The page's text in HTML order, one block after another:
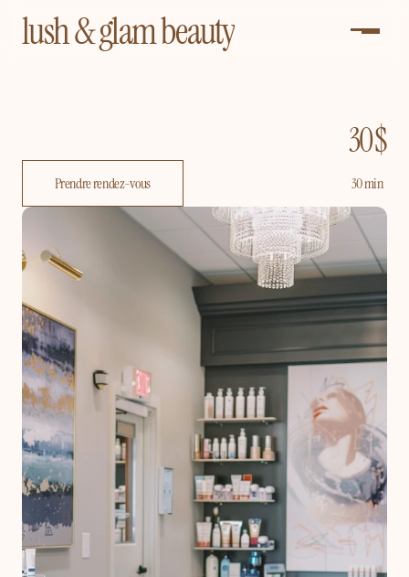
lush & glam beauty
Diagnosticcheveux
Prendre rendez-vous
30 $
30 min